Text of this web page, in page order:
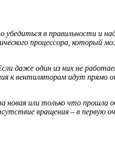
в правильности и
процессора, который
даже один из них не
к вентиляторам идут прямо
или только что прошла
вращения – в первую